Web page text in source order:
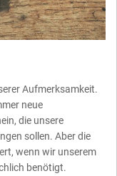
Aufmerksamkeit.
neue
die unsere
sollen. Aber die
wenn wir unserem
benötigt.